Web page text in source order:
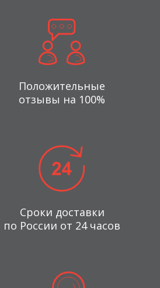
Положительные
отзывы на 100%
Сроки доставки
по России от 24 часов